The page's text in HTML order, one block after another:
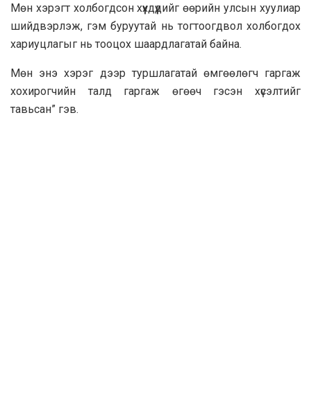
Мөн хэрэгт холбогдсон хүүхдүүдийг өөрийн улсын хуулиар
шийдвэрлэж, гэм буруутай нь тогтоогдвол холбогдох
хариуцлагыг нь тооцох шаардлагатай байна.
Мөн энэ хэрэг дээр туршлагатай өмгөөлөгч гаргаж
хохирогчийн талд гаргаж өгөөч гэсэн хүсэлтийг
тавьсан” гэв.